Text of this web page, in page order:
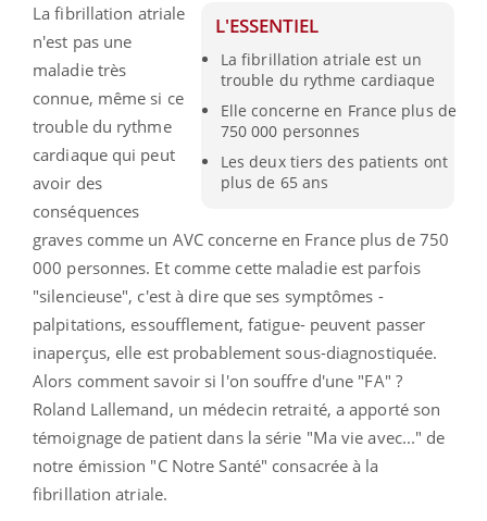
L'ESSENTIEL
La fibrillation atriale est un
trouble du rythme cardiaque
Elle concerne en France plus de
750 000 personnes
Les deux tiers des patients ont
plus de 65 ans
La fibrillation atriale
n'est pas une
maladie très
connue, même si ce
trouble du rythme
cardiaque qui peut
avoir des
conséquences
graves comme un AVC concerne en France plus de 750
000 personnes. Et comme cette maladie est parfois
"silencieuse", c'est à dire que ses symptômes -
palpitations, essoufflement, fatigue- peuvent passer
inaperçus, elle est probablement sous-diagnostiquée.
Alors comment savoir si l'on souffre d'une "FA" ?
Roland Lallemand, un médecin retraité, a apporté son
témoignage de patient dans la série "Ma vie avec..." de
notre émission "C Notre Santé" consacrée à la
fibrillation atriale.